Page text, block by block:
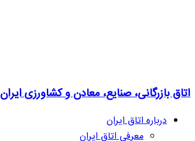
اتاق بازرگانی، صنایع، معادن و کشاورزی ایران
درباره اتاق ایران
معرفی اتاق ایران